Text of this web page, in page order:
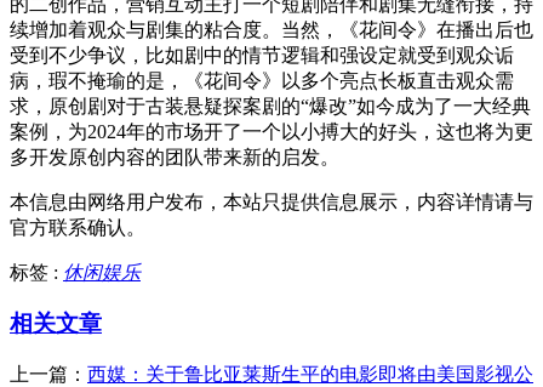
续增加着观众与剧集的粘合度。当然，《花间令》在播出后也
受到不少争议，比如剧中的情节逻辑和强设定就受到观众诟
病，瑕不掩瑜的是，《花间令》以多个亮点长板直击观众需
求，原创剧对于古装悬疑探案剧的“爆改”如今成为了一大经典
案例，为2024年的市场开了一个以小搏大的好头，这也将为更
多开发原创内容的团队带来新的启发。
本信息由网络用户发布， 本站只提供信息展示，内容详情请与
官方联系确认。
标签 : 休闲娱乐
相关文章
上一篇： 西媒：关于鲁比亚莱斯生平的电影即将由美国影视公